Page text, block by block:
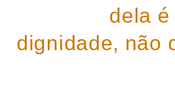
dela é
dignidade, não